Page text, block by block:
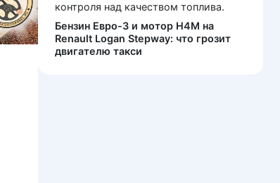
контроля над качеством топлива.
Бензин Евро-3 и мотор H4M на
Renault Logan Stepway: что грозит
двигателю такси